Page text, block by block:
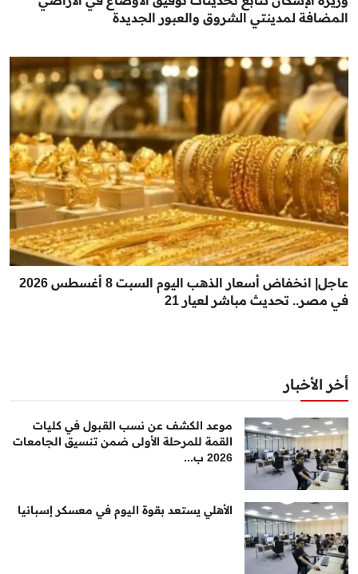
المضافة لمدينتي الشروق والعبور الجديدة
عاجل| انخفاض أسعار الذهب اليوم السبت 8 أغسطس 2026
في مصر.. تحديث مباشر لعيار 21
أخر الأخبار
موعد الكشف عن نسب القبول في كليات
القمة للمرحلة الأولى ضمن تنسيق الجامعات
2026 ب...
الأهلي يستعد بقوة اليوم في معسكر إسبانيا